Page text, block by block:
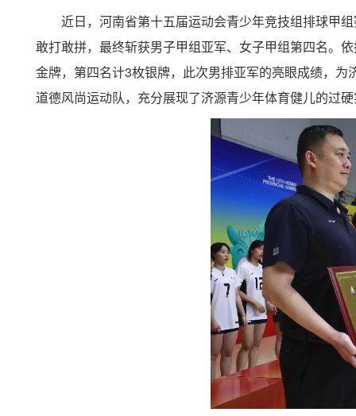
近日，河南省第十五届运动会青少年竞技组排球甲
敢打敢拼，最终斩获男子甲组亚军、女子甲组第四名。
金牌，第四名计3枚银牌，此次男排亚军的亮眼成绩，
道德风尚运动队，充分展现了济源青少年体育健儿的过